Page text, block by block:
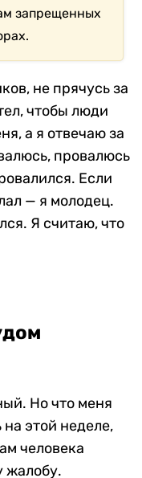
запрещенных
не прячусь за
чтобы люди
а я отвечаю за
провалюсь
Если
— я молодец.
Я считаю, что
Но что меня
этой неделе,
человека
жалобу.